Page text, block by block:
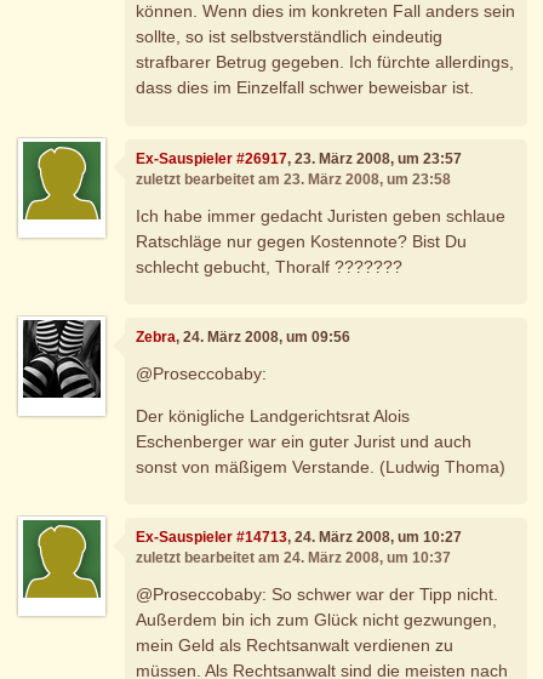
können. Wenn dies im konkreten Fall anders sein
sollte, so ist selbstverständlich eindeutig
strafbarer Betrug gegeben. Ich fürchte allerdings,
dass dies im Einzelfall schwer beweisbar ist.
Ex-Sauspieler #26917, 23. März 2008, um 23:57
zuletzt bearbeitet am 23. März 2008, um 23:58
Ich habe immer gedacht Juristen geben schlaue
Ratschläge nur gegen Kostennote? Bist Du
schlecht gebucht, Thoralf ???????
Zebra, 24. März 2008, um 09:56
@Proseccobaby:
Der königliche Landgerichtsrat Alois
Eschenberger war ein guter Jurist und auch
sonst von mäßigem Verstande. (Ludwig Thoma)
Ex-Sauspieler #14713, 24. März 2008, um 10:27
zuletzt bearbeitet am 24. März 2008, um 10:37
@Proseccobaby: So schwer war der Tipp nicht.
Außerdem bin ich zum Glück nicht gezwungen,
mein Geld als Rechtsanwalt verdienen zu
müssen. Als Rechtsanwalt sind die meisten nach